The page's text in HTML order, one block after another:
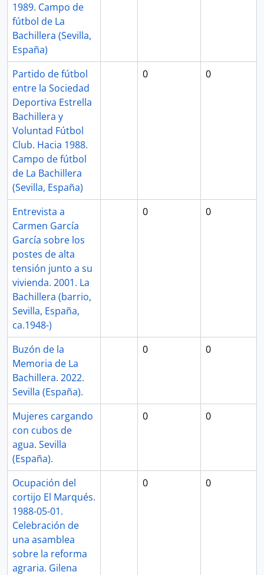
1989. Campo de
fútbol de La
Bachillera (Sevilla,
España)
Partido de fútbol
entre la Sociedad
Deportiva Estrella
Bachillera y
Voluntad Fútbol
Club. Hacia 1988.
Campo de fútbol
de La Bachillera
(Sevilla, España)
0 0
Entrevista a
Carmen García
García sobre los
postes de alta
tensión junto a su
vivienda. 2001. La
Bachillera (barrio,
Sevilla, España,
ca.1948-)
0 0
Buzón de la
Memoria de La
Bachillera. 2022.
Sevilla (España).
0 0
Mujeres cargando
con cubos de
agua. Sevilla
(España).
0 0
Ocupación del
cortijo El Marqués.
1988-05-01.
Celebración de
una asamblea
sobre la reforma
agraria. Gilena
0 0